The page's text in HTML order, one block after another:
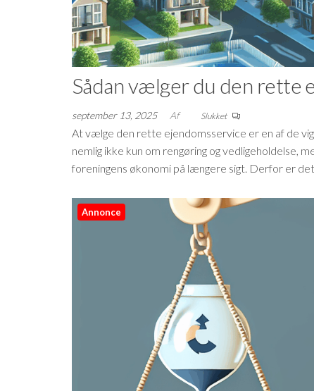
Sådan vælger du den rette
september 13, 2025 Af Slukket
At vælge den rette ejendomsservice er en af de
nemlig ikke kun om rengøring og vedligeholdelse,
foreningens økonomi på længere sigt. Derfor er
Annonce